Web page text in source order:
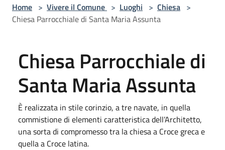
Home > Vivere il Comune > Luoghi > Chiesa >
Chiesa Parrocchiale di Santa Maria Assunta
Chiesa Parrocchiale di
Santa Maria Assunta
È realizzata in stile corinzio, a tre navate, in quella
commistione di elementi caratteristica dell’Architetto,
una sorta di compromesso tra la chiesa a Croce greca e
quella a Croce latina.